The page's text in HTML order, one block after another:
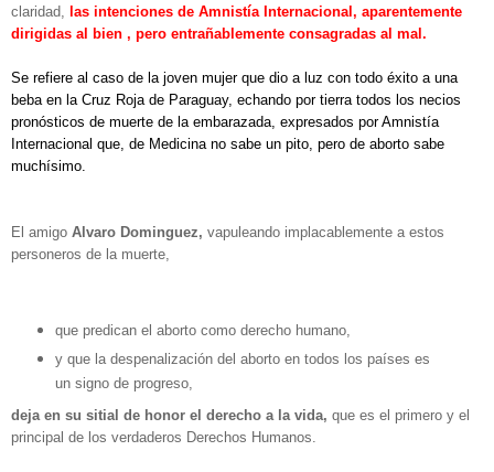
claridad, las intenciones de Amnistía Internacional, aparentemente
dirigidas al bien , pero entrañablemente consagradas al mal.
Se refiere al caso de la joven mujer que dio a luz con todo éxito a una
beba en la Cruz Roja de Paraguay, echando por tierra todos los necios
pronósticos de muerte de la embarazada, expresados por Amnistía
Internacional que, de Medicina no sabe un pito, pero de aborto sabe
muchísimo.
El amigo Alvaro Dominguez, vapuleando implacablemente a estos
personeros de la muerte,
que predican el aborto como derecho humano,
y que la despenalización del aborto en todos los países es
un signo de progreso,
deja en su sitial de honor el derecho a la vida, que es el primero y el
principal de los verdaderos Derechos Humanos.